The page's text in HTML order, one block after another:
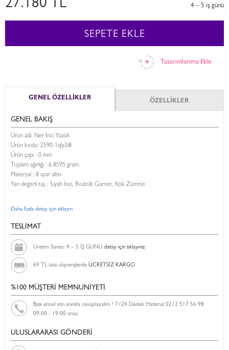
Tasarımlarıma Ekle
27.180 TL
4 – 5 i̇ş günü
SEPETE EKLE
GENEL ÖZELLİKLER ÖZELLİKLER
GENEL BAKIŞ
Ürün adı: Ner İnci Yüzük
Ürün kodu: 2590-1qly2i8
Ürün çapı : 0 mm
Toplam ağırlığı : 6.8595 gram
Materyal : 8 ayar altın
Yarı değerli taş : Siyah İnci, Rodolit Garnet, Kök Zümrüt
Daha fazla detay için tıklayın
TESLİMAT
Üretim Süresi: 4 – 5 İŞ GÜNÜ detay için tıklayınız
69 TL üstü alışverişlerde ÜCRETSİZ KARGO
%100 MÜŞTERİ MEMNUNİYETİ
Bize email atın anında cevaplayalım ! 7/24 Destek Hattımız 0212 517 56 98
09:00 - 19:00 arası.
ULUSLARARASI GÖNDERİ